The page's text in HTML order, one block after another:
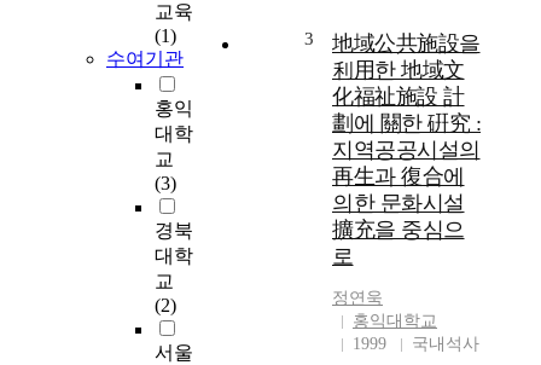
교육
(1)
수여기관
홍익
대학
교
(3)
경북
대학
교
(2)
서울
also in developing
their identity. By
building a community,
we can communicate
with other people more
effectively and involve
in various social
activities based on the
community so that we
can live together while
individual interest. In
other words,
community itself can
3
地域公共施設을
利用한 地域文
化福祉施設 計
劃에 關한 硏究 :
지역공공시설의
再生과 復合에
의한 문화시설
擴充을 중심으
로
정연욱
홍익대학교
1999
국내석사